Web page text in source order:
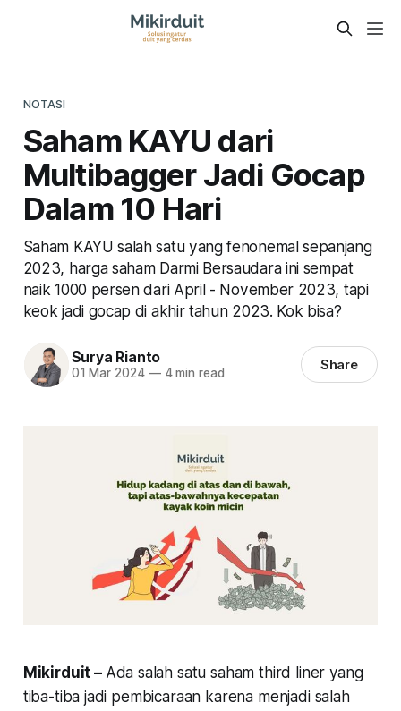
NOTASI
Saham KAYU dari
Multibagger Jadi Gocap
Dalam 10 Hari
Saham KAYU salah satu yang fenonemal sepanjang
2023, harga saham Darmi Bersaudara ini sempat
naik 1000 persen dari April - November 2023, tapi
keok jadi gocap di akhir tahun 2023. Kok bisa?
Surya Rianto
01 Mar 2024 —4 min read Share
Mikirduit – Ada salah satu sahamthird liner yang
tiba-tiba jadi pembicaraan karena menjadi salah